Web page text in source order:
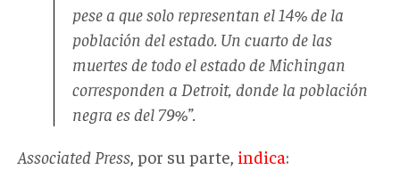
pese a que solo representan el 14% de la
población del estado. Un cuarto de las
muertes de todo el estado de Michingan
corresponden a Detroit, donde la población
negra es del 79%”.
Associated Press, por su parte, indica: